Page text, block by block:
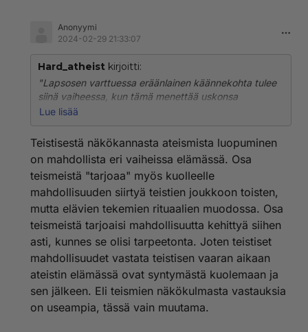
Anonyymi
2024-02-29 21:33:07
Hard_atheist kirjoitti:
"Lapsosen varttuessa eräänlainen käännekohta tulee
siinä vaiheessa, kun tämä menettää uskonsa
Joulupukkiin, Hammaskeijuun, Nukkumattiin ja
kapinoimaan vanhempia vastaan ja etenkin epäillä
Tämä saattoi olla itselläkin osasyy siihen, ettei jumala-
ja jeesushöpötykset tarttunut. Ensimmäiset
muistikuvat 3-4 vuotiaana joulupukista oli se, että
tunnistin aina kuka naapuri tai isän työkaveri naamarin
Lue lisää
Teistisestä näkökannasta ateismista luopuminen
on mahdollista eri vaiheissa elämässä. Osa
teismeistä "tarjoaa" myös kuolleelle
mahdollisuuden siirtyä teistien joukkoon toisten,
mutta elävien tekemien rituaalien muodossa. Osa
teismeistä tarjoaisi mahdollisuutta kehittyä siihen
asti, kunnes se olisi tarpeetonta. Joten teistiset
mahdollisuudet vastata teistisen vaaran aikaan
ateistin elämässä ovat syntymästä kuolemaan ja
sen jälkeen. Eli teismien näkökulmasta vastauksia
on useampia, tässä vain muutama.